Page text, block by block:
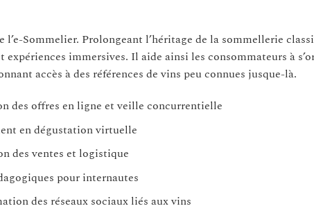
Sommelier. Prolongeant l’héritage de la sommellerie
immersives. Il aide ainsi les consommateurs à
accès à des références de vins peu connues jusque-là.
des offres en ligne et veille concurrentielle
en dégustation virtuelle
des ventes et logistique
pour internautes
des réseaux sociaux liés aux vins